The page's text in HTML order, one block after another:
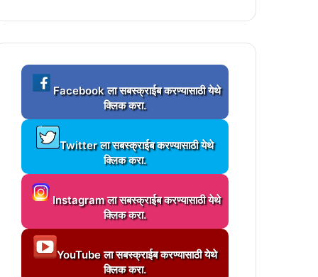
मानवाधिकार मिशन ची चौकशीची आक्रमक मागणी..!
धिवरे यांचे आवाहन …!
L
o
d
Facebook ला सबस्क्राईब करण्यासाठी येथे
क्लिक करा.
L
o
d
i
.
.
Twitter ला सबस्क्राईब करण्यासाठी येथे
क्लिक करा.
L
o
d
n
Instagram ला सबस्क्राईब करण्यासाठी येथे
क्लिक करा.
L
o
YouTube ला सबस्क्राईब करण्यासाठी येथे
क्लिक करा.